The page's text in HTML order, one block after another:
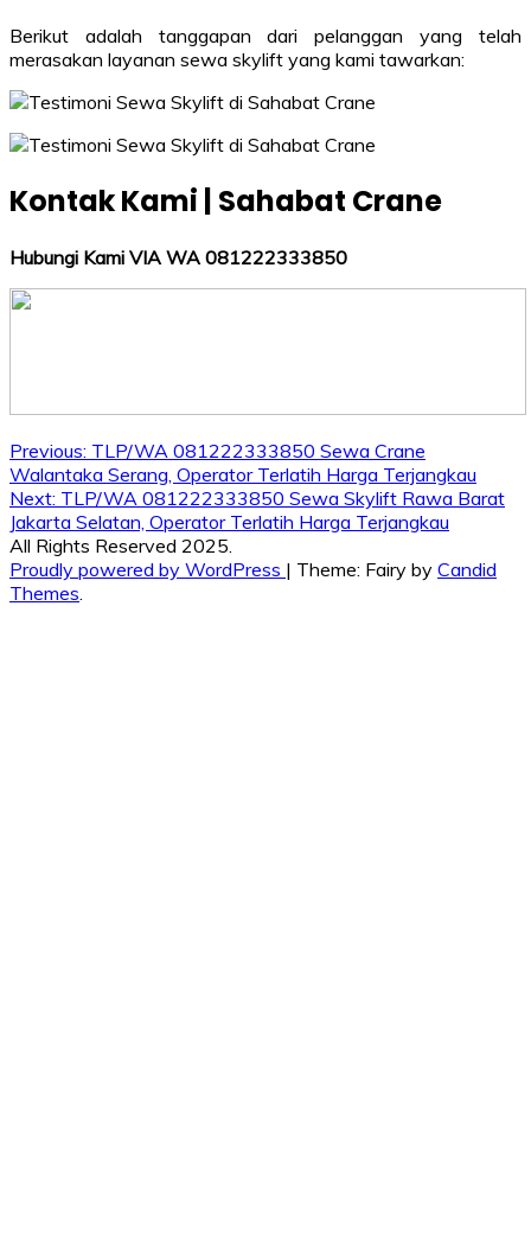
Berikut adalah tanggapan dari pelanggan yang telah
merasakan layanan sewa skylift yang kami tawarkan:
Kontak Kami | Sahabat Crane
Hubungi Kami VIA WA 081222333850
Post
navigation
Previous: TLP/WA 081222333850 Sewa Crane
Walantaka Serang, Operator Terlatih Harga Terjangkau
Next: TLP/WA 081222333850 Sewa Skylift Rawa Barat
Jakarta Selatan, Operator Terlatih Harga Terjangkau
All Rights Reserved 2025.
Proudly powered by WordPress | Theme: Fairy by Candid
Themes